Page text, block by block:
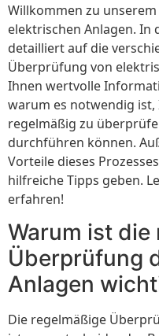
Willkommen zu
elektrischen Anlagen. In
detailliert auf die
Überprüfung von
Ihnen wertvolle
warum es notwendig
regelmäßig zu
durchführen können.
Vorteile dieses
hilfreiche Tipps geben.
erfahren!
Warum ist die
Überprüfung
Anlagen
Die regelmäßige